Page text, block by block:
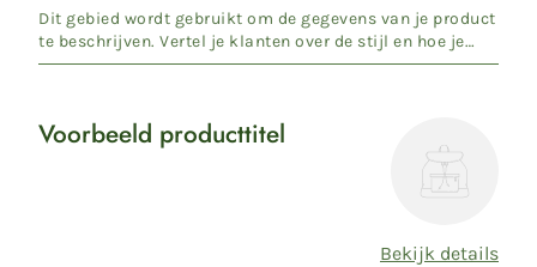
prijs
Dit gebied wordt gebruikt om de gegevens van je product
te beschrijven. Vertel je klanten over de stijl en hoe je
pro...
Voorbeeld
Voorbeeld producttitel
Bekijk details